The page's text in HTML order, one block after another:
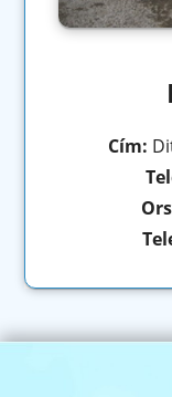
Cím: